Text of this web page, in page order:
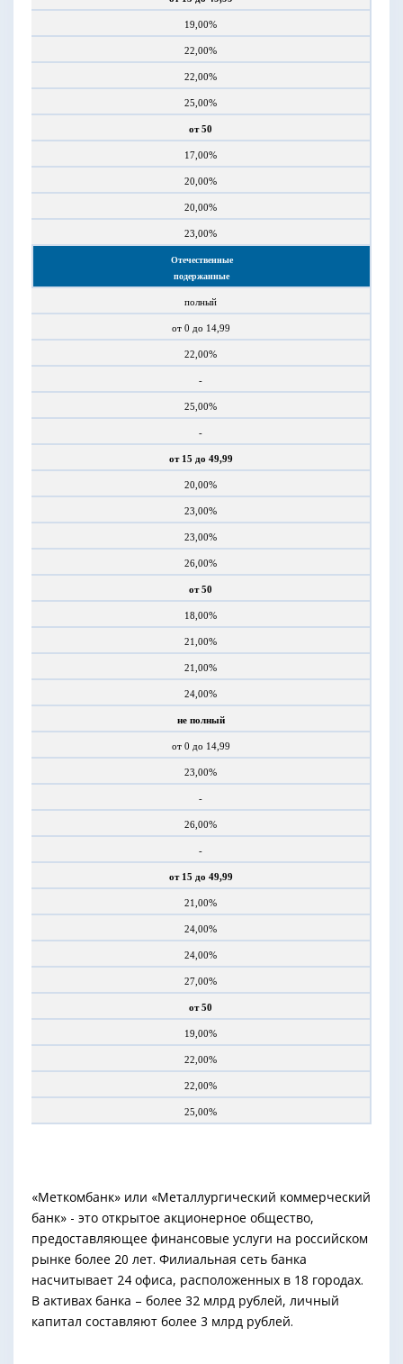
19,00%
22,00%
22,00%
25,00%
от 50
17,00%
20,00%
20,00%
23,00%
Отечественные
подержанные
полный
от 0 до 14,99
22,00%
-
25,00%
-
от 15 до 49,99
20,00%
23,00%
23,00%
26,00%
от 50
18,00%
21,00%
21,00%
24,00%
не полный
от 0 до 14,99
23,00%
-
26,00%
-
от 15 до 49,99
21,00%
24,00%
24,00%
27,00%
от 50
19,00%
22,00%
22,00%
25,00%
«Меткомбанк» или «Металлургический коммерческий
банк» - это открытое акционерное общество,
предоставляющее финансовые услуги на российском
рынке более 20 лет. Филиальная сеть банка
насчитывает 24 офиса, расположенных в 18 городах.
В активах банка – более 32 млрд рублей, личный
капитал составляют более 3 млрд рублей.